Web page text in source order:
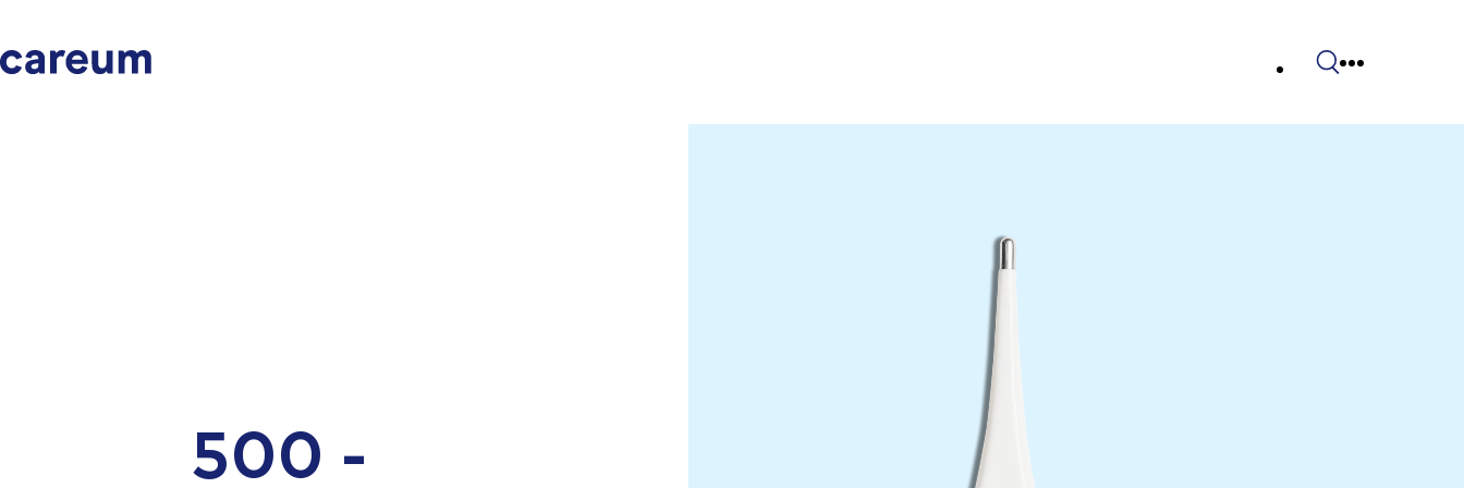
500 -